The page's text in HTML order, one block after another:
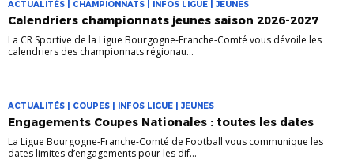
ACTUALITÉS | CHAMPIONNATS | INFOS LIGUE | JEUNES
Calendriers championnats jeunes saison 2026-2027
La CR Sportive de la Ligue Bourgogne-Franche-Comté vous dévoile les
calendriers des championnats régionau...
ACTUALITÉS | COUPES | INFOS LIGUE | JEUNES
Engagements Coupes Nationales : toutes les dates
La Ligue Bourgogne-Franche-Comté de Football vous communique les
dates limites d’engagements pour les dif...